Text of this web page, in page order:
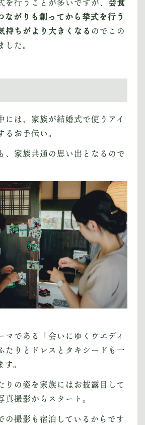
ながりも創ってから挙式を行う
持ちがより大きくなる のでこの
た。
には、家族が結婚式で使うアイ
お手伝い。
、家族共通の思い出となるので
マである「会いにゆくウエディ
たりとドレスとタキシードも一
。
りの姿を家族にはお披露目して
真撮影からスタート。
の撮影も宿泊しているからです